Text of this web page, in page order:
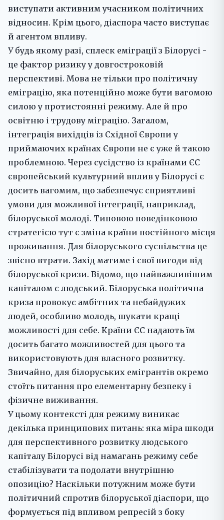
виступати активним учасником політичних
відносин. Крім цього, діаспора часто виступає
й агентом впливу.
У будь якому разі, сплеск еміграції з Білорусі -
це фактор ризику у довгостроковій
перспективі. Мова не тільки про політичну
еміграцію, яка потенційно може бути вагомою
силою у протистоянні режиму. Але й про
освітню і трудову міграцію. Загалом,
інтеграція вихідців із Східної Європи у
приймаючих країнах Європи не є уже й такою
проблемною. Через сусідство із країнами ЄС
європейський культурний вплив у Білорусі є
досить вагомим, що забезпечує сприятливі
умови для можливої інтеграції, наприклад,
білоруської молоді. Типовою поведінковою
стратегією тут є зміна країни постійного місця
проживання. Для білоруського суспільства це
звісно втрати. Захід матиме і свої вигоди від
білоруської кризи. Відомо, що найважливішим
капіталом є людський. Білоруська політична
криза провокує амбітних та небайдужих
людей, особливо молодь, шукати кращі
можливості для себе. Країни ЄС надають їм
досить багато можливостей для цього та
використовують для власного розвитку.
Звичайно, для білоруських емігрантів окремо
стоїть питання про елементарну безпеку і
фізичне виживання.
У цьому контексті для режиму виникає
декілька принципових питань: яка міра шкоди
для перспективного розвитку людського
капіталу Білорусі від намагань режиму себе
стабілізувати та подолати внутрішню
опозицію? Наскільки потужним може бути
політичний спротив білоруської діаспори, що
формується під впливом репресій з боку